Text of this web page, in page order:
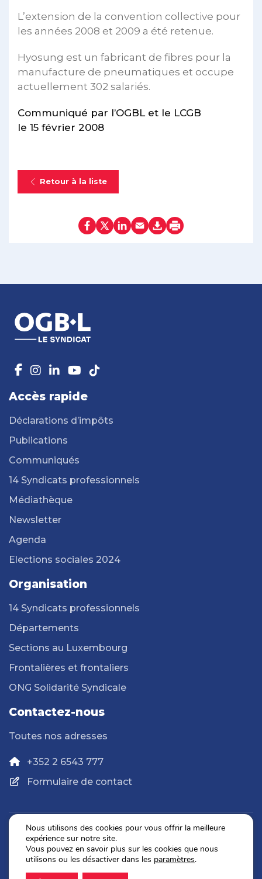
L’extension de la convention collective pour
les années 2008 et 2009 a été retenue.
Hyosung est un fabricant de fibres pour la
manufacture de pneumatiques et occupe
actuellement 302 salariés.
Communiqué par l’OGBL et le LCGB
le 15 février 2008
Retour à la liste
Accès rapide
Déclarations d’impôts
Publications
Communiqués
14 Syndicats professionnels
Médiathèque
Newsletter
Agenda
Elections sociales 2024
Organisation
14 Syndicats professionnels
Départements
Sections au Luxembourg
Frontalières et frontaliers
ONG Solidarité Syndicale
Contactez-nous
Toutes nos adresses
+352 2 6543 777
Formulaire de contact
Politique de confidentialité
Mentions légales
Nous utilisons des cookies pour vous offrir la meilleure
expérience sur notre site.
Vous pouvez en savoir plus sur les cookies que nous
utilisons ou les désactiver dans les paramètres.